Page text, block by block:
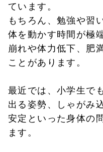
ています。
もちろん、勉強や習
体を動かす時間が極
崩れや体力低下、肥
ことがあります。
最近では、小学生で
出る姿勢、しゃがみ
安定といった身体の
ます。